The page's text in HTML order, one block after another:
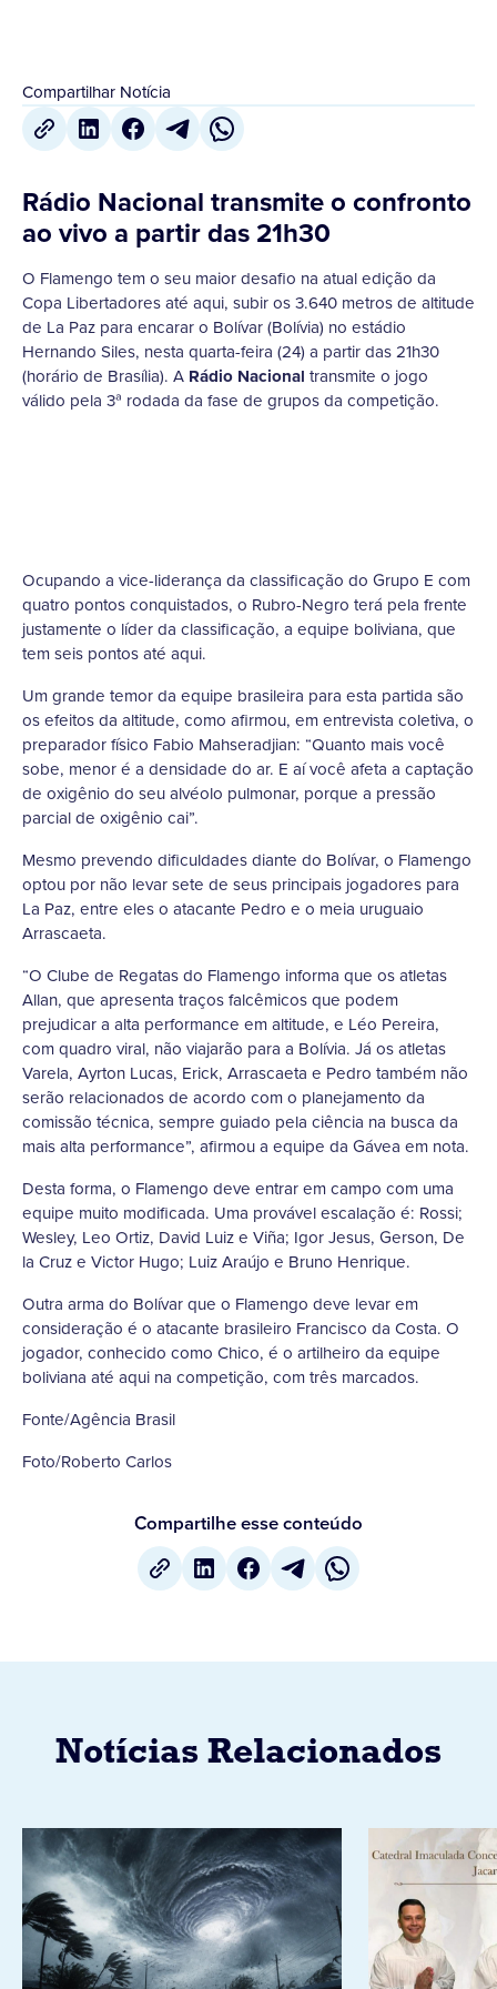
Compartilhar Notícia
Rádio Nacional transmite o confronto
ao vivo a partir das 21h30
O Flamengo tem o seu maior desafio na atual edição da
Copa Libertadores até aqui, subir os 3.640 metros de altitude
de La Paz para encarar o Bolívar (Bolívia) no estádio
Hernando Siles, nesta quarta-feira (24) a partir das 21h30
(horário de Brasília). A Rádio Nacional transmite o jogo
válido pela 3ª rodada da fase de grupos da competição.
Ocupando a vice-liderança da classificação do Grupo E com
quatro pontos conquistados, o Rubro-Negro terá pela frente
justamente o líder da classificação, a equipe boliviana, que
tem seis pontos até aqui.
Um grande temor da equipe brasileira para esta partida são
os efeitos da altitude, como afirmou, em entrevista coletiva, o
preparador físico Fabio Mahseradjian: “Quanto mais você
sobe, menor é a densidade do ar. E aí você afeta a captação
de oxigênio do seu alvéolo pulmonar, porque a pressão
parcial de oxigênio cai”.
Mesmo prevendo dificuldades diante do Bolívar, o Flamengo
optou por não levar sete de seus principais jogadores para
La Paz, entre eles o atacante Pedro e o meia uruguaio
Arrascaeta.
“O Clube de Regatas do Flamengo informa que os atletas
Allan, que apresenta traços falcêmicos que podem
prejudicar a alta performance em altitude, e Léo Pereira,
com quadro viral, não viajarão para a Bolívia. Já os atletas
Varela, Ayrton Lucas, Erick, Arrascaeta e Pedro também não
serão relacionados de acordo com o planejamento da
comissão técnica, sempre guiado pela ciência na busca da
mais alta performance”, afirmou a equipe da Gávea em nota.
Desta forma, o Flamengo deve entrar em campo com uma
equipe muito modificada. Uma provável escalação é: Rossi;
Wesley, Leo Ortiz, David Luiz e Viña; Igor Jesus, Gerson, De
la Cruz e Victor Hugo; Luiz Araújo e Bruno Henrique.
Outra arma do Bolívar que o Flamengo deve levar em
consideração é o atacante brasileiro Francisco da Costa. O
jogador, conhecido como Chico, é o artilheiro da equipe
boliviana até aqui na competição, com três marcados.
Fonte/Agência Brasil
Foto/Roberto Carlos
Compartilhe esse conteúdo
Notícias Relacionados